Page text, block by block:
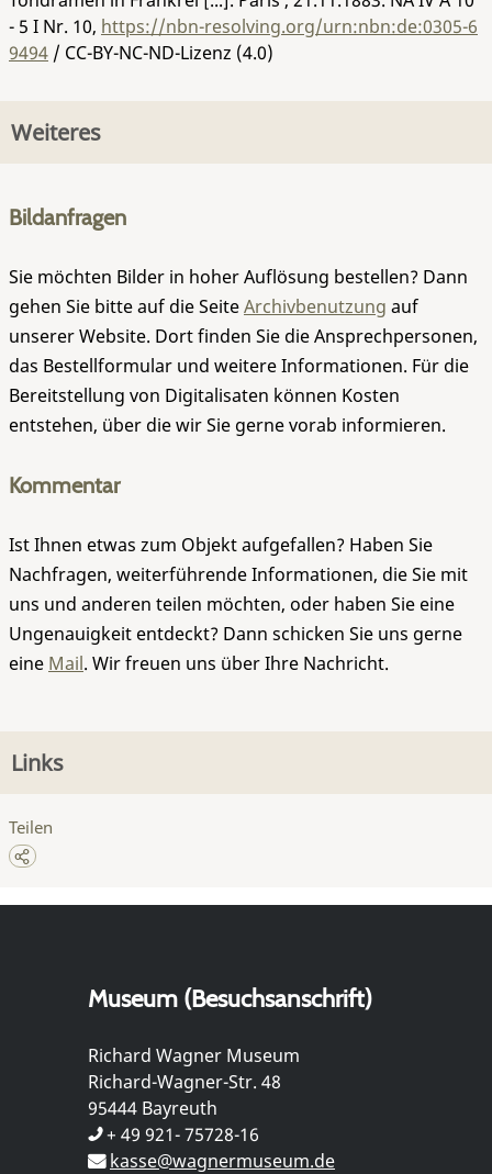
- 5 I Nr. 10, https://nbn-resolving.org/urn:nbn:de:0305-6
9494 / CC-BY-NC-ND-Lizenz (4.0)
Weiteres
Bildanfragen
Sie möchten Bilder in hoher Auflösung bestellen? Dann
gehen Sie bitte auf die SeiteArchivbenutzung auf
unserer Website. Dort finden Sie die Ansprechpersonen,
das Bestellformular und weitere Informationen. Für die
Bereitstellung von Digitalisaten können Kosten
entstehen, über die wir Sie gerne vorab informieren.
Kommentar
Ist Ihnen etwas zum Objekt aufgefallen? Haben Sie
Nachfragen, weiterführende Informationen, die Sie mit
uns und anderen teilen möchten, oder haben Sie eine
Ungenauigkeit entdeckt? Dann schicken Sie uns gerne
eine Mail. Wir freuen uns über Ihre Nachricht.
Links
Teilen
Museum (Besuchsanschrift)
Richard Wagner Museum
Richard-Wagner-Str. 48
95444 Bayreuth
+ 49 921- 75728-16
kasse@wagnermuseum.de